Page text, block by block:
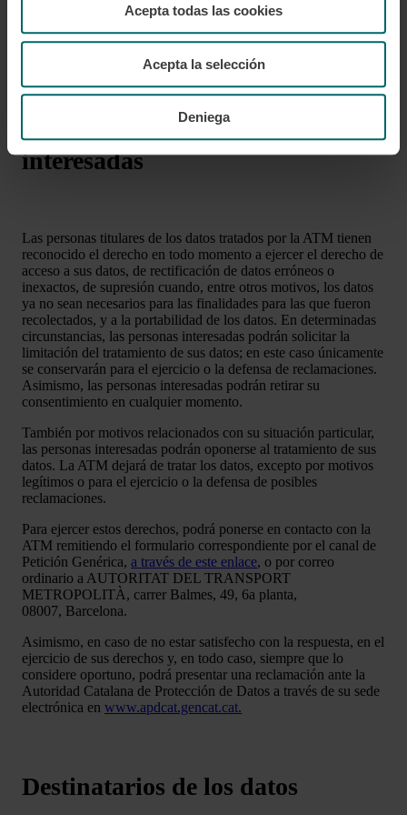
Acepta todas las cookies
Acepta la selección
Deniega
El RAT preceptivo, relativo a los tratamientos de datos
personales realizados por esta organización, se puede
Derechos de las personas
interesadas
Las personas titulares de los datos tratados por la ATM tienen
reconocido el derecho en todo momento a ejercer el derecho de
acceso a sus datos, de rectificación de datos erróneos o
inexactos, de supresión cuando, entre otros motivos, los datos
ya no sean necesarios para las finalidades para las que fueron
recolectados, y a la portabilidad de los datos. En determinadas
circunstancias, las personas interesadas podrán solicitar la
limitación del tratamiento de sus datos; en este caso únicamente
se conservarán para el ejercicio o la defensa de reclamaciones.
Asimismo, las personas interesadas podrán retirar su
consentimiento en cualquier momento.
También por motivos relacionados con su situación particular,
las personas interesadas podrán oponerse al tratamiento de sus
datos. La ATM dejará de tratar los datos, excepto por motivos
legítimos o para el ejercicio o la defensa de posibles
reclamaciones.
Para ejercer estos derechos, podrá ponerse en contacto con la
ATM remitiendo el formulario correspondiente por el canal de
Petición Genérica, a través de este enlace, o por correo
ordinario a AUTORITAT DEL TRANSPORT
METROPOLITÀ, carrer Balmes, 49, 6a planta,
08007, Barcelona.
Asimismo, en caso de no estar satisfecho con la respuesta, en el
ejercicio de sus derechos y, en todo caso, siempre que lo
considere oportuno, podrá presentar una reclamación ante la
Autoridad Catalana de Protección de Datos a través de su sede
electrónica en www.apdcat.gencat.cat.
Destinatarios de los datos